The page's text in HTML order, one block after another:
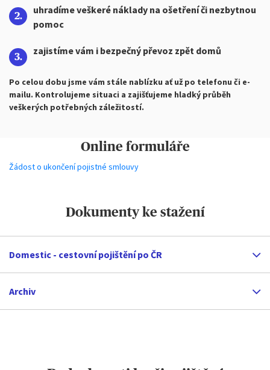
uhradíme veškeré náklady na ošetření či nezbytnou
pomoc
zajistíme vám i bezpečný převoz zpět domů
Po celou dobu jsme vám stále nablízku ať už po telefonu či e-
mailu. Kontrolujeme situaci a zajišťujeme hladký průběh
veškerých potřebných záležitostí.
Online formuláře
Žádost o ukončení pojistné smlouvy
Dokumenty ke stažení
Domestic - cestovní pojištění po ČR
Archiv